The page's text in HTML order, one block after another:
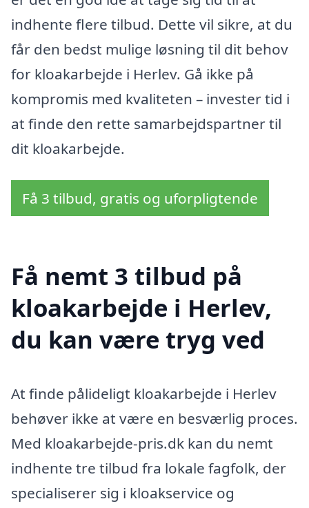
indhente flere tilbud. Dette vil sikre, at du
får den bedst mulige løsning til dit behov
for kloakarbejde i Herlev. Gå ikke på
kompromis med kvaliteten – invester tid i
at finde den rette samarbejdspartner til
dit kloakarbejde.
Få 3 tilbud, gratis og uforpligtende
Få nemt 3 tilbud på
kloakarbejde i Herlev,
du kan være tryg ved
At finde pålideligt kloakarbejde i Herlev
behøver ikke at være en besværlig proces.
Med kloakarbejde-pris.dk kan du nemt
indhente tre tilbud fra lokale fagfolk, der
specialiserer sig i kloakservice og